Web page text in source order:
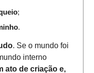
;
.
. Se o mundo foi
interno
ato de criação e,